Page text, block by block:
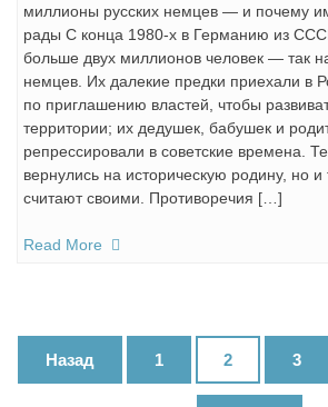
миллионы русских немцев — и почему
рады С конца 1980-х в Германию из
больше двух миллионов человек — так
немцев. Их далекие предки приехали в
по приглашению властей, чтобы
территории; их дедушек, бабушек и
репрессировали в советские времена.
вернулись на историческую родину, но и
считают своими. Противоречия […]
Read More
Навигация
по
Назад 1 2 3